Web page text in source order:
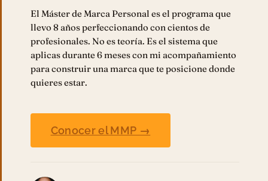
El Máster de Marca Personal es el programa que
llevo 8 años perfeccionando con cientos de
profesionales. No es teoría. Es el sistema que
aplicas durante 6 meses con mi acompañamiento
para construir una marca que te posicione donde
quieres estar.
Conocer el MMP →